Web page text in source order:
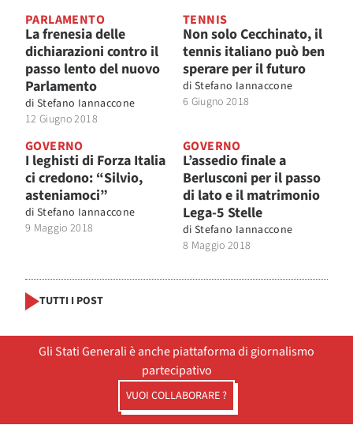
PARLAMENTO
La frenesia delle
dichiarazioni contro il
passo lento del nuovo
Parlamento
di Stefano Iannaccone
12 Giugno 2018
TENNIS
Non solo Cecchinato, il
tennis italiano può ben
sperare per il futuro
di Stefano Iannaccone
6 Giugno 2018
GOVERNO
I leghisti di Forza Italia
ci credono: “Silvio,
asteniamoci”
di Stefano Iannaccone
9 Maggio 2018
GOVERNO
L’assedio finale a
Berlusconi per il passo
di lato e il matrimonio
Lega-5 Stelle
di Stefano Iannaccone
8 Maggio 2018
TUTTI I POST
Gli Stati Generali è anche piattaforma di giornalismo
partecipativo
VUOI COLLABORARE ?